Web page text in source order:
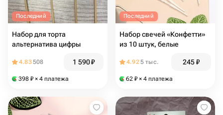
Последний
Набор для торта
альтернатива цифры
4.83508 1 590₽
398 ₽ × 4 платежа
Последний
Набор свечей «Конфетти»
из 10 штук, белые
4.925 тыс. 245₽
62 ₽ × 4 платежа